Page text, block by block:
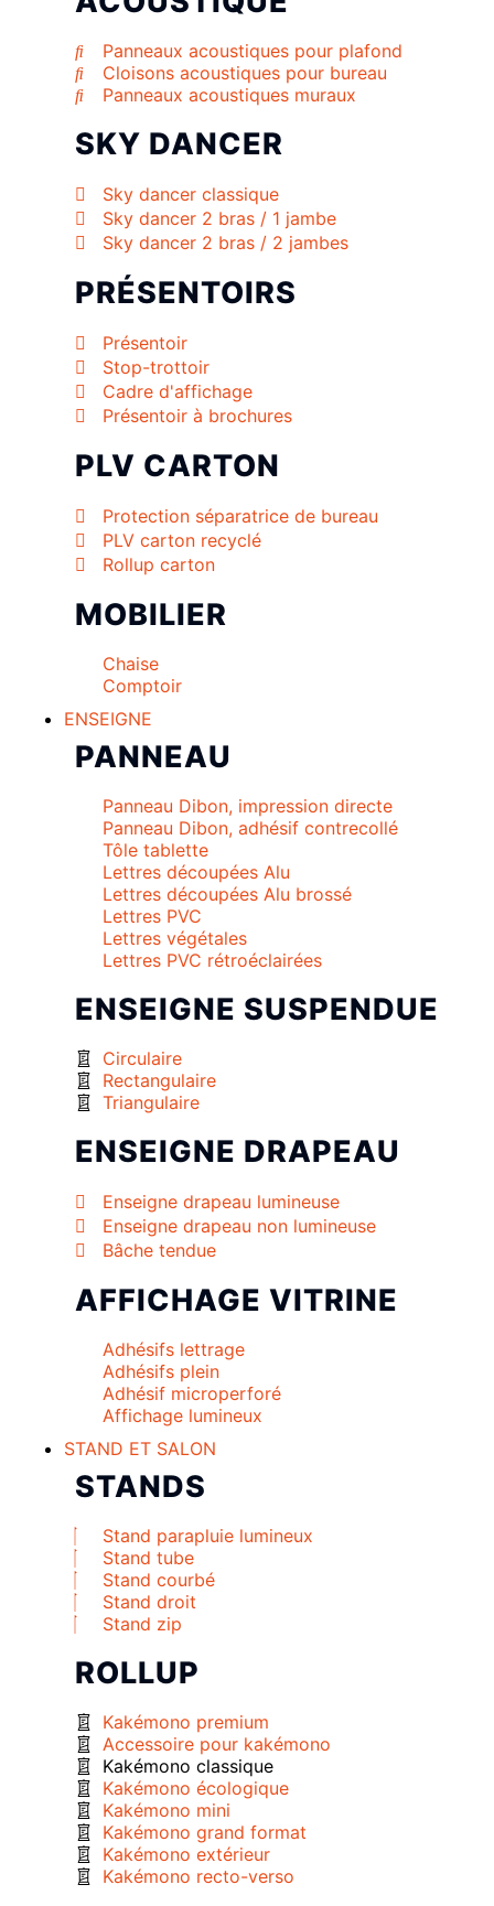
Panneaux acoustiques pour plafond
Cloisons acoustiques pour bureau
Panneaux acoustiques muraux
SKY DANCER
Sky dancer classique
Sky dancer 2 bras / 1 jambe
Sky dancer 2 bras / 2 jambes
PRÉSENTOIRS
Présentoir
Stop-trottoir
Cadre d'affichage
Présentoir à brochures
PLV CARTON
Protection séparatrice de bureau
PLV carton recyclé
Rollup carton
MOBILIER
Chaise
Comptoir
ENSEIGNE
PANNEAU
Panneau Dibon, impression directe
Panneau Dibon, adhésif contrecollé
Tôle tablette
Lettres découpées Alu
Lettres découpées Alu brossé
Lettres PVC
Lettres végétales
Lettres PVC rétroéclairées
ENSEIGNE SUSPENDUE
Circulaire
Rectangulaire
Triangulaire
ENSEIGNE DRAPEAU
Enseigne drapeau lumineuse
Enseigne drapeau non lumineuse
Bâche tendue
AFFICHAGE VITRINE
Adhésifs lettrage
Adhésifs plein
Adhésif microperforé
Affichage lumineux
STAND ET SALON
STANDS
Stand parapluie lumineux
Stand tube
Stand courbé
Stand droit
Stand zip
ROLLUP
Kakémono premium
Accessoire pour kakémono
Kakémono classique
Kakémono écologique
Kakémono mini
Kakémono grand format
Kakémono extérieur
Kakémono recto-verso